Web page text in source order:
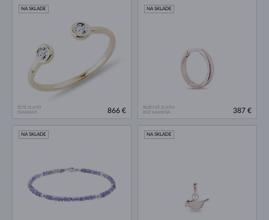
ŽLTÉ ZLATO
DIAMANT
NA SKLADE
866 €
RUŽOVÉ ZLATO
BEZ KAMEŇA
NA SKLADE
387 €
NA SKLADE NA SKLADE